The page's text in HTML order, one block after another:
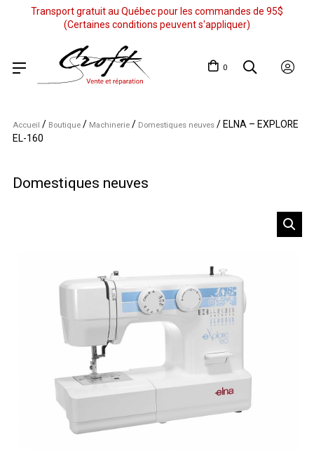
Transport gratuit au Québec pour les commandes de 95$
(Certaines conditions peuvent s'appliquer)
0
Accueil / Boutique/ Machinerie/ Domestiques neuves/ ELNA – EXPLORE
EL-160
Domestiques neuves